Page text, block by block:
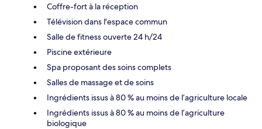
Coffre-fort à la réception
Télévision dans l'espace commun
Salle de fitness ouverte 24 h/24
Piscine extérieure
Spa proposant des soins complets
Salles de massage et de soins
Ingrédients issus à 80 % au moins de l’agriculture locale
Ingrédients issus à 80 % au moins de l’agriculture
biologique